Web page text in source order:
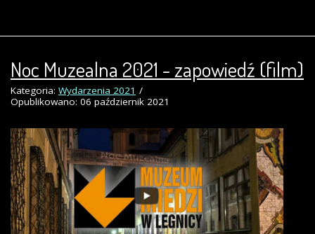
Noc Muzealna 2021 - zapowiedź (film)
Kategoria: Wydarzenia 2021
Opublikowano: 06 październik 2021